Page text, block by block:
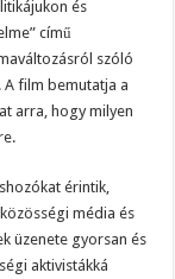
és
című
szóló
film bemutatja a
arra, hogy milyen
érintik,
média és
üzenete gyorsan és
aktivistákká